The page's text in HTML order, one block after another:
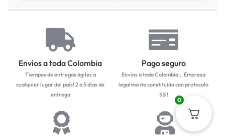
Envíos a toda Colombia
Tiempos de entregas ágiles a
cualquier lugar del país! 2 a 5 días de
entrega
Pago seguro
Envíos a toda Colombia... Empresa
legalmente constituida con protocolo
SSl!
0